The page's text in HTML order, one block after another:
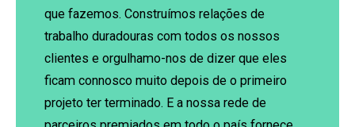
que fazemos. Construímos relações de
trabalho duradouras com todos os nossos
clientes e orgulhamo-nos de dizer que eles
ficam connosco muito depois de o primeiro
projeto ter terminado. E a nossa rede de